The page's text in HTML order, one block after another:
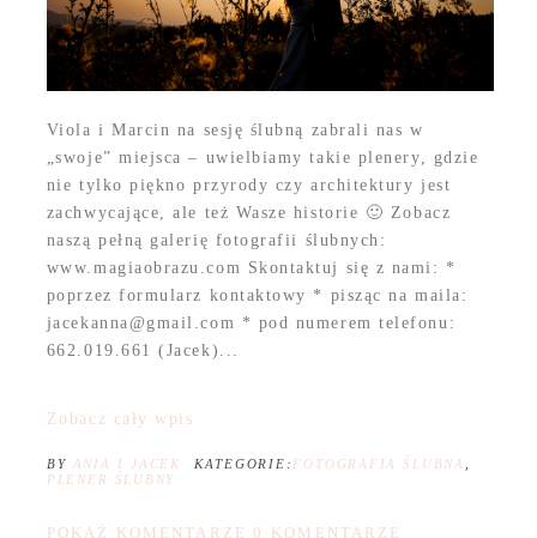
Viola i Marcin na sesję ślubną zabrali nas w
„swoje” miejsca – uwielbiamy takie plenery, gdzie
nie tylko piękno przyrody czy architektury jest
zachwycające, ale też Wasze historie 🙂 Zobacz
naszą pełną galerię fotografii ślubnych:
www.magiaobrazu.com Skontaktuj się z nami: *
poprzez formularz kontaktowy * pisząc na maila:
jacekanna@gmail.com * pod numerem telefonu:
662.019.661 (Jacek)...
Zobacz cały wpis
BY ANIA I JACEK KATEGORIE: FOTOGRAFIA ŚLUBNA
PLENER ŚLUBNY
POKAŻ KOMENTARZE 0 KOMENTARZE